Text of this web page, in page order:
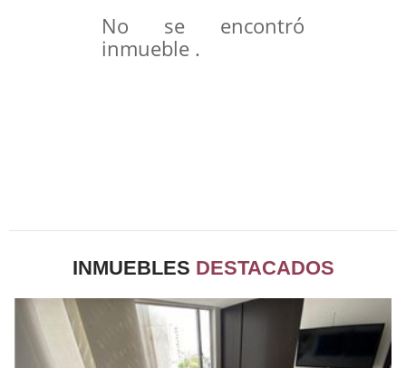
No se encontró
inmueble .
INMUEBLES DESTACADOS